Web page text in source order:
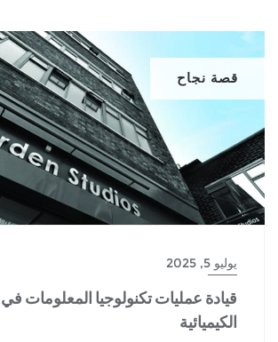
قصة نجاح
يوليو 5, 2025
قيادة عمليات تكنولوجيا المعلومات
الكيميائية